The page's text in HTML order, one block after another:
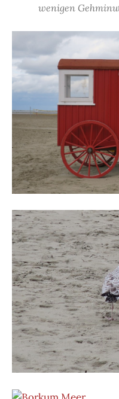
wenigen